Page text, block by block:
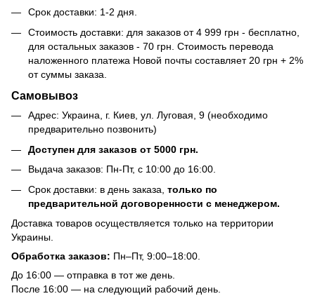
Срок доставки: 1-2 дня.
Стоимость доставки: для заказов от 4 999 грн - бесплатно,
для остальных заказов - 70 грн. Стоимость перевода
наложенного платежа Новой почты составляет 20 грн + 2%
от суммы заказа.
Самовывоз
Адрес: Украина, г. Киев, ул. Луговая, 9 (необходимо
предварительно позвонить)
Доступен для заказов от 5000 грн.
Выдача заказов: Пн-Пт, с 10:00 до 16:00.
Срок доставки: в день заказа, только по
предварительной договоренности с менеджером.
Доставка товаров осуществляется только на территории
Украины.
Обработка заказов: Пн–Пт, 9:00–18:00.
До 16:00 — отправка в тот же день.
После 16:00 — на следующий рабочий день.